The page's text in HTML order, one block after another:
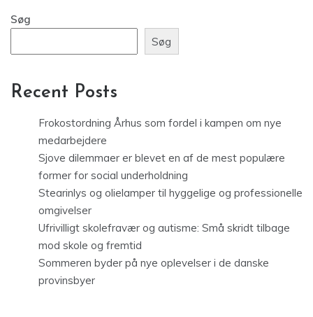
Søg
Søg
Recent Posts
Frokostordning Århus som fordel i kampen om nye
medarbejdere
Sjove dilemmaer er blevet en af de mest populære
former for social underholdning
Stearinlys og olielamper til hyggelige og professionelle
omgivelser
Ufrivilligt skolefravær og autisme: Små skridt tilbage
mod skole og fremtid
Sommeren byder på nye oplevelser i de danske
provinsbyer